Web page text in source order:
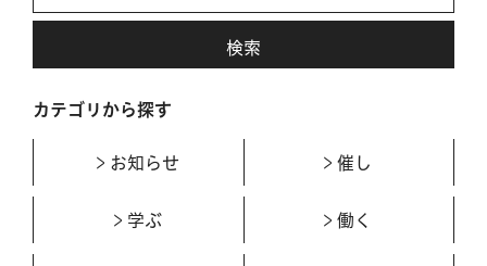
カテゴリから探す
お知らせ 催し
学ぶ 働く